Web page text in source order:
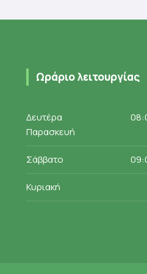
was:
τιμή
Ωράριο λειτουργίας
Δευτέρα
Παρασκευή
Σάββατο
Κυριακή